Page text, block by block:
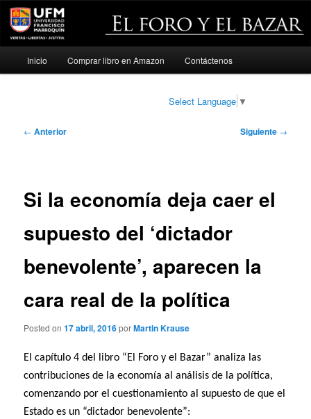
Ir
Inicio Comprar libro en Amazon Contáctenos
Select Language ▼
Navegación
← Anterior Siguiente →
Si la economía deja caer el
supuesto del ‘dictador
benevolente’, aparecen la
cara real de la política
Posted on17 abril, 2016porMartin Krause
El capítulo 4 del libro “El Foro y el Bazar” analiza las
contribuciones de la economía al análisis de la política,
comenzando por el cuestionamiento al supuesto de que el
Estado es un “dictador benevolente”: